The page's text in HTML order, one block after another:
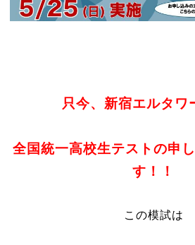
只今、新宿エルタワ
全国統一高校生テストの申
す！！
この模試は